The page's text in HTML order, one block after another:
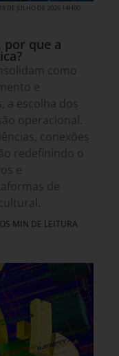
18 DE JULHO DE 2026 14H00
por que a
como
e
a escolha dos
operacional.
conexões
redefinindo o
e
de
MIN DE LEITURA